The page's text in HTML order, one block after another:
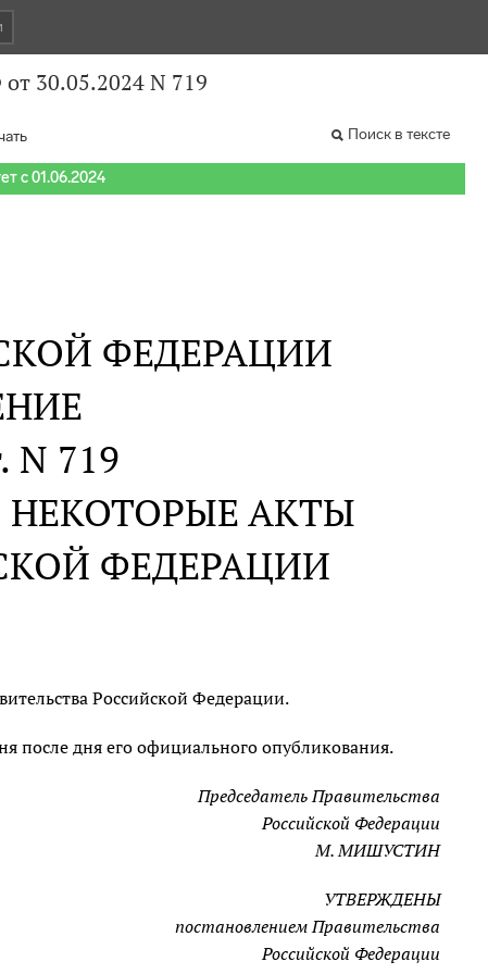
30.05.2024 N 719
Поиск в тексте
с 01.06.2024
ФЕДЕРАЦИИ
N 719
АКТЫ
ФЕДЕРАЦИИ
Российской Федерации.
после дня его официального опубликования.
Председатель Правительства
Российской Федерации
М. МИШУСТИН
УТВЕРЖДЕНЫ
постановлением Правительства
Российской Федерации